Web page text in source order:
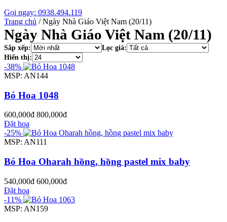
Gọi ngay: 0938.494.119
Trang chủ / Ngày Nhà Giáo Việt Nam (20/11)
Ngày Nhà Giáo Việt Nam (20/11)
Sắp xếp:
Lọc giá:
Hiển thị:
-38%
MSP: AN144
Bó Hoa 1048
600,000đ 800,000đ
Đặt hoa
-25%
MSP: AN111
Bó Hoa Oharah hồng, hồng pastel mix baby
540,000đ 600,000đ
Đặt hoa
-11%
MSP: AN159